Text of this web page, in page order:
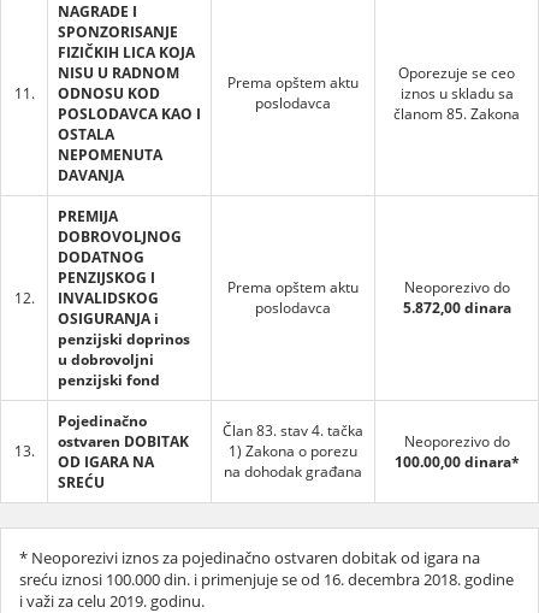
11.
NAGRADE I
SPONZORISANJE
FIZIČKIH LICA KOJA
NISU U RADNOM
ODNOSU KOD
POSLODAVCA KAO I
OSTALA
NEPOMENUTA
DAVANJA
Prema opštem aktu
poslodavca
Oporezuje se ceo
iznos u skladu sa
članom 85. Zakona
12.
PREMIJA
DOBROVOLJNOG
DODATNOG
PENZIJSKOG I
INVALIDSKOG
OSIGURANJA i
penzijski doprinos
u dobrovoljni
penzijski fond
Prema opštem aktu
poslodavca
Neoporezivo do
5.872,00 dinara
13.
Pojedinačno
ostvaren DOBITAK
OD IGARA NA
SREĆU
Član 83. stav 4. tačka
1) Zakona o porezu
na dohodak građana
Neoporezivo do
100.00,00 dinara*
* Neoporezivi iznos za pojedinačno ostvaren dobitak od igara na
sreću iznosi 100.000 din. i primenjuje se od 16. decembra 2018. godine
i važi za celu 2019. godinu.